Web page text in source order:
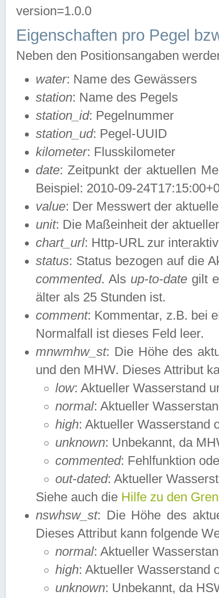
version=1.0.0
Eigenschaften pro Pegel
Neben den Positionsangaben
water: Name des Gewässers
station: Name des Pegels
station_id: Pegelnummer
station_ud: Pegel-UUID
kilometer: Flusskilometer
date: Zeitpunkt der aktuellen
Beispiel: 2010-09-
value: Der Messwert der
unit: Die Maßeinheit der
chart_url: Http-URL zur
status: Status bezogen auf die
commented. Als up-to-date gilt
älter als 25 Stunden ist.
comment: Kommentar, z.B. bei
Normalfall ist dieses Feld leer.
mnwmhw_st: Die Höhe des
und den MHW. Dieses Attribut
low: Aktueller Wasserstand
normal: Aktueller
high: Aktueller Wasserstand
unknown: Unbekannt, da
commented: Fehlfunktion
out-dated: Aktueller
Siehe auch die Hilfe zu den
nswhsw_st: Die Höhe des
Dieses Attribut kann folgende
normal: Aktueller
high: Aktueller Wasserstand
unknown: Unbekannt, da